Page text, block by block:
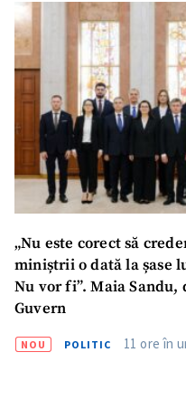
„Nu este corect să
miniștrii o dată la șase
Nu vor fi”. Maia
Guvern
NOU POLITIC 11 ore în